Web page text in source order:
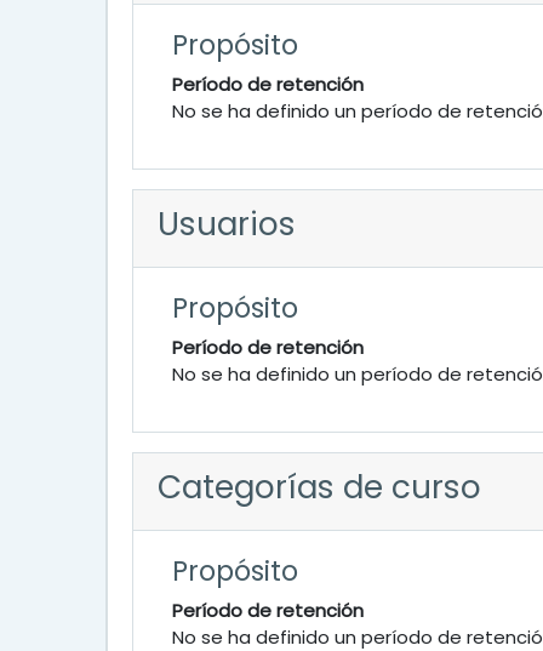
Propósito
Período de retención
No se ha definido un período de
Usuarios
Propósito
Período de retención
No se ha definido un período de
Categorías de curso
Propósito
Período de retención
No se ha definido un período de